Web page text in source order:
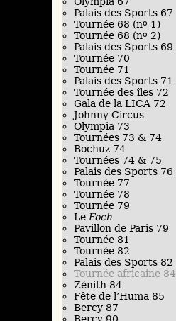
Palais des Sports 67
Tournée 68 (no 1)
Tournée 68 (no 2)
Palais des Sports 69
Tournée 70
Tournée 71
Palais des Sports 71
Tournée des îles 72
Gala de la LICA 72
Johnny Circus
Olympia 73
Tournées 73 & 74
Bochuz 74
Tournées 74 & 75
Palais des Sports 76
Tournée 77
Tournée 78
Tournée 79
Le Foch
Pavillon de Paris 79
Tournée 81
Tournée 82
Palais des Sports 82
Tournée africaine 84
Zénith 84
Fête de l’Huma 85
Bercy 87